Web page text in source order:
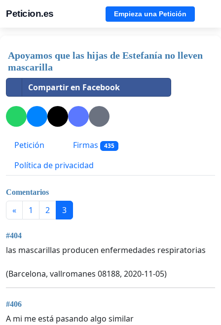
Peticion.es Empieza una Petición
Apoyamos que las hijas de Estefanía no lleven
mascarilla
Compartir en Facebook
Petición Firmas 435
Política de privacidad
Comentarios
« 1 2 3
#404
las mascarillas producen enfermedades respiratorias
(Barcelona, vallromanes 08188, 2020-11-05)
#406
A mi me está pasando algo similar